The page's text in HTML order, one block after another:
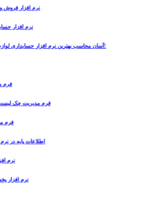
نرم افزار فروش
نرم افزار
آسان محاسب بهترین نرم افزار حسابداری لوازم یدکی خودرو در ایران است!
فرم
فرم مدیریت چک
فرم
اطلاعات پایه در
نرم
نرم افزار